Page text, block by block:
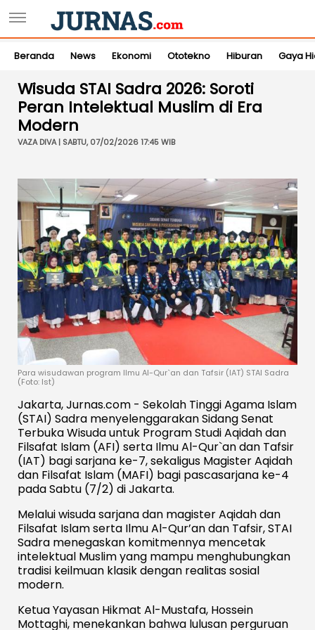
Beranda News Ekonomi Ototekno Hiburan Gaya
Wisuda STAI Sadra 2026: Soroti
Peran Intelektual Muslim di Era
Modern
VAZA DIVA | SABTU, 07/02/2026 17:45 WIB
Para wisudawan program Ilmu Al-Qur`an dan Tafsir (IAT) STAI Sadra
(Foto: Ist)
Jakarta, Jurnas.com - Sekolah Tinggi Agama Islam
(STAI) Sadra menyelenggarakan Sidang Senat
Terbuka Wisuda untuk Program Studi Aqidah dan
Filsafat Islam (AFI) serta Ilmu Al-Qur`an dan Tafsir
(IAT) bagi sarjana ke-7, sekaligus Magister Aqidah
dan Filsafat Islam (MAFI) bagi pascasarjana ke-4
pada Sabtu (7/2) di Jakarta.
Melalui wisuda sarjana dan magister Aqidah dan
Filsafat Islam serta Ilmu Al-Qur’an dan Tafsir, STAI
Sadra menegaskan komitmennya mencetak
intelektual Muslim yang mampu menghubungkan
tradisi keilmuan klasik dengan realitas sosial
modern.
Ketua Yayasan Hikmat Al-Mustafa, Hossein
Mottaghi, menekankan bahwa lulusan perguruan